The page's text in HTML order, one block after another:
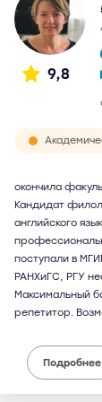
9,8
окончила
Кандидат
английского
поступали в
РАНХиГС, РГУ
Максимальный
репетитор.
Подробнее